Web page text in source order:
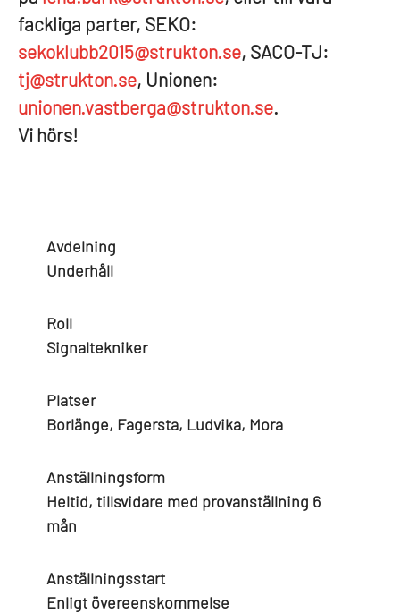
fackliga parter, SEKO:
sekoklubb2015@strukton.se, SACO-TJ:
tj@strukton.se, Unionen:
unionen.vastberga@strukton.se.
Vi hörs!
Avdelning
Underhåll
Roll
Signaltekniker
Platser
Borlänge, Fagersta, Ludvika, Mora
Anställningsform
Heltid, tillsvidare med provanställning 6
mån
Anställningsstart
Enligt övereenskommelse